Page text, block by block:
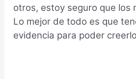
otros, estoy seguro que los
Lo mejor de todo es que
evidencia para poder